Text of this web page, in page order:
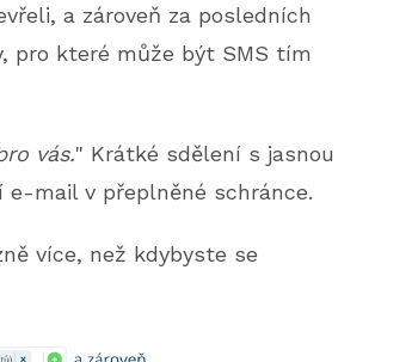
a zároveň za posledních
pro které může být SMS tím
vás." Krátké sdělení s jasnou
e-mail v přeplněné schránce.
více, než kdybyste se